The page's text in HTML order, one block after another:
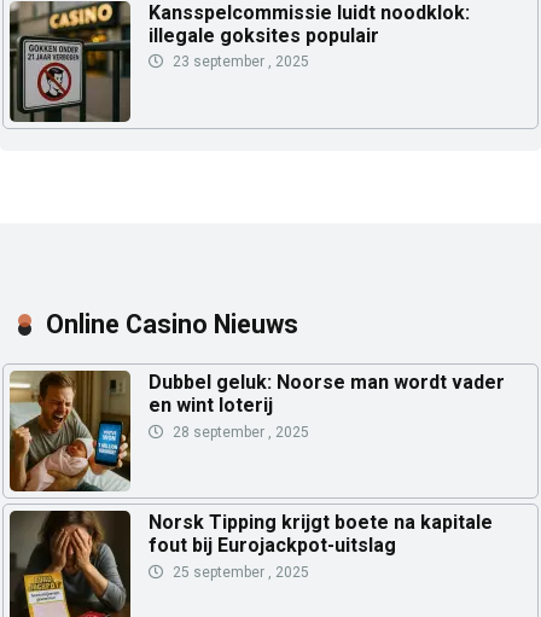
Kansspelcommissie luidt noodklok:
illegale goksites populair
23 september , 2025
Online Casino Nieuws
Dubbel geluk: Noorse man wordt vader
en wint loterij
28 september , 2025
Norsk Tipping krijgt boete na kapitale
fout bij Eurojackpot-uitslag
25 september , 2025